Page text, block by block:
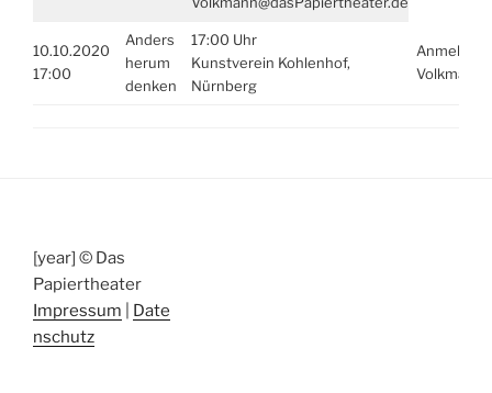
10.10.2020
17:00
Anders
herum
denken
17:00 Uhr
Kunstverein Kohlenhof,
Nürnberg
[year] © Das
Papiertheater
Impressum
Date
nschutz